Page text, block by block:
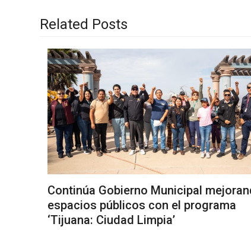
Related Posts
Continúa Gobierno Municipal
espacios públicos con el programa
‘Tijuana: Ciudad Limpia’